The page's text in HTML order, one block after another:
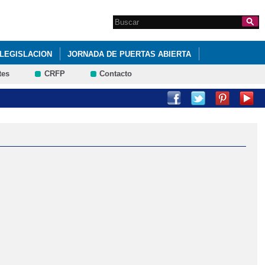
Formulario de
búsqueda
Search this site
LEGISLACION JORNADA DE PUERTAS ABIERTA
CRFP Contacto